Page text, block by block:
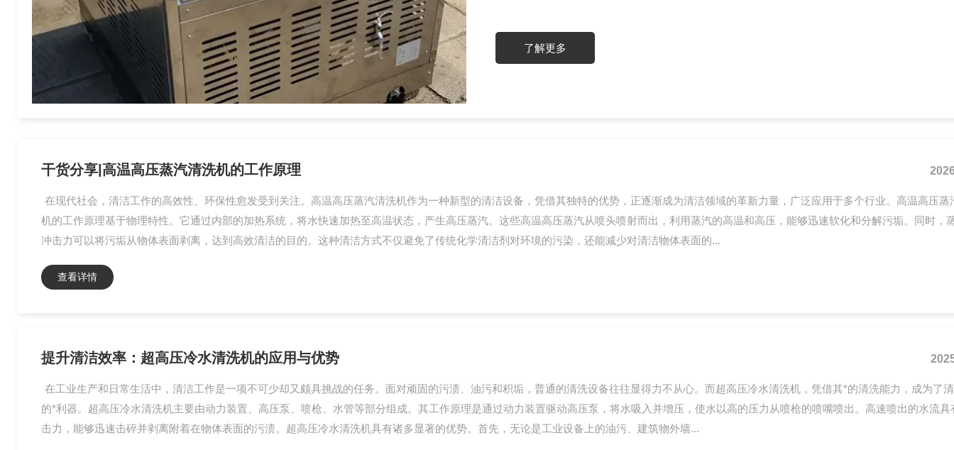
具有加热迅速，操作简单、设计精巧、便于维护的特点。适用于石油化工、机械加工、电力、汽
铁路公路、...
了解更多
干货分享|高温高压蒸汽清洗机的工作原理
在现代社会，清洁工作的高效性、环保性愈发受到关注。高温高压蒸汽清洗机作为一种新型的清洁设备，凭借其独特的优势，正逐渐成为清洁领域的革新力量，广泛应用于多个行业。高温高压蒸
机的工作原理基于物理特性。它通过内部的加热系统，将水快速加热至高温状态，产生高压蒸汽。这些高温高压蒸汽从喷头喷射而出，利用蒸汽的高温和高压，能够迅速软化和分解污垢。同时，
冲击力可以将污垢从物体表面剥离，达到高效清洁的目的。这种清洁方式不仅避免了传统化学清洁剂对环境的污染，还能减少对清洁物体表面的...
查看详情
提升清洁效率：超高压冷水清洗机的应用与优势
在工业生产和日常生活中，清洁工作是一项不可少却又颇具挑战的任务。面对顽固的污渍、油污和积垢，普通的清洗设备往往显得力不从心。而超高压冷水清洗机，凭借其*的清洗能力，成为了
的*利器。超高压冷水清洗机主要由动力装置、高压泵、喷枪、水管等部分组成。其工作原理是通过动力装置驱动高压泵，将水吸入并增压，使水以高的压力从喷枪的喷嘴喷出。高速喷出的水流具
击力，能够迅速击碎并剥离附着在物体表面的污渍。超高压冷水清洗机具有诸多显著的优势。首先，无论是工业设备上的油污、建筑物外墙...